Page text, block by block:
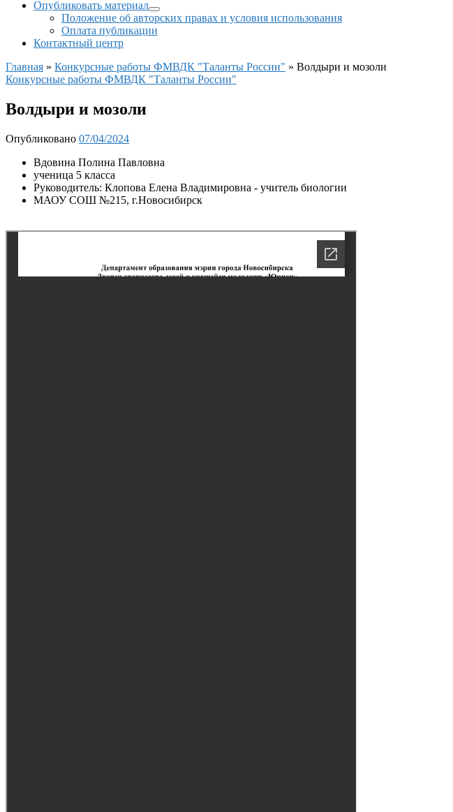
Опубликовать материал
Положение об авторских правах и условия использования
Оплата публикации
Контактный центр
Главная » Конкурсные работы ФМВДК "Таланты России" » Волдыри и мозоли
Конкурсные работы ФМВДК "Таланты России"
Волдыри и мозоли
Опубликовано 07/04/2024
Вдовина Полина Павловна
ученица 5 класса
Руководитель: Клопова Елена Владимировна - учитель биологии
МАОУ СОШ №215, г.Новосибирск